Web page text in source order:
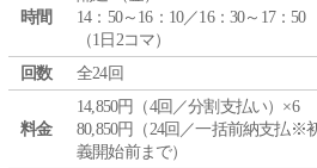
時間
14：50～16：10／16：30～17：50
（1日2コマ）
回数
全24回
料金
14,850円（4回／分割支払い）×6
80,850円（24回／一括前納支払※
義開始前まで）